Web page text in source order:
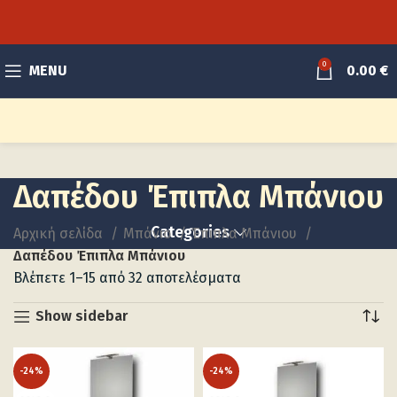
MENU 0 0.00€
Δαπέδου Έπιπλα Μπάνιου
Categories
Αρχική σελίδα Μπάνιο
Έπιπλα Μπάνιου
Δαπέδου Έπιπλα Μπάνιου
Βλέπετε 1–15 από 32 αποτελέσματα
Show sidebar
-24% -24%